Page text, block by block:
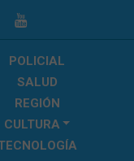
POLICIAL
SALUD
REGIÓN
CULTURA